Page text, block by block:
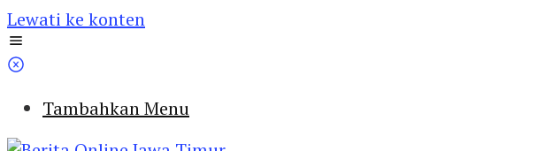
Lewati ke konten
Tambahkan Menu